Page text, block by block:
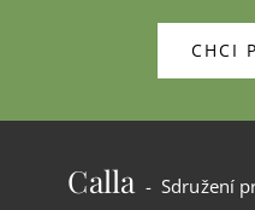
CHCI
Calla- Sdružení